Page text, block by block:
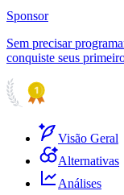
Sponsor
Sem precisar
conquiste seus
Visão Geral
Alternativas
Análises